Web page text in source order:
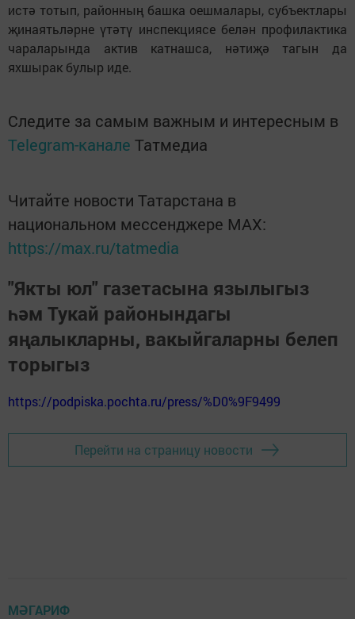
истә тотып, районның башка оешмалары, субъектлары
җинаятьләрне үтәтү инспекциясе белән профилактика
чараларында актив катнашса, нәтиҗә тагын да
яхшырак булыр иде.
Следите за самым важным и интересным в
Telegram-канале Татмедиа
Читайте новости Татарстана в
национальном мессенджере MАХ:
https://max.ru/tatmedia
"Якты юл" газетасына язылыгыз
һәм Тукай районындагы
яңалыкларны, вакыйгаларны белеп
торыгыз
https://podpiska.pochta.ru/press/%D0%9F9499
Перейти на страницу новости
МӘГАРИФ